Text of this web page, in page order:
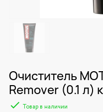
Очиститель
Remover (0.1 л)
Товар в наличии